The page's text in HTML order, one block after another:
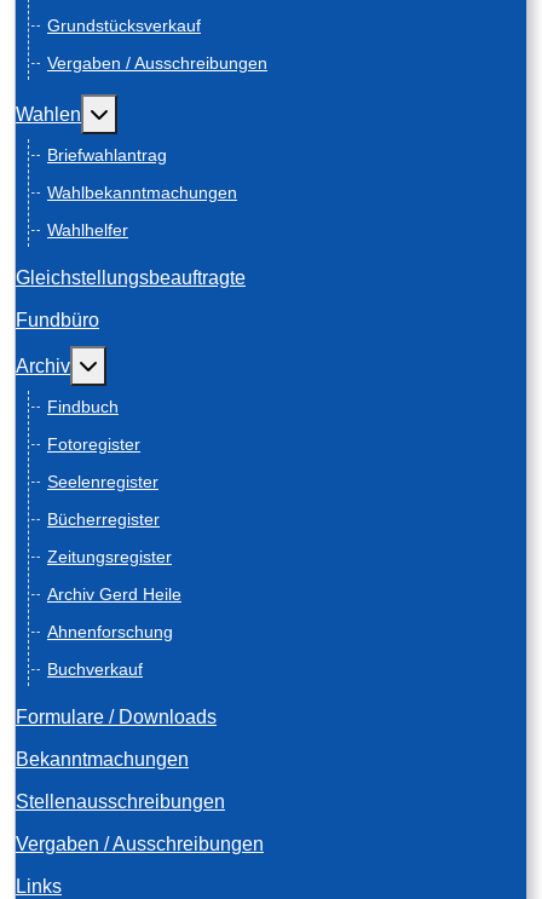
Grundstücksverkauf
Vergaben / Ausschreibungen
Wahlen Weitere Informationen: Wahlen
Briefwahlantrag
Wahlbekanntmachungen
Wahlhelfer
Gleichstellungsbeauftragte
Fundbüro
Archiv Weitere Informationen: Archiv
Findbuch
Fotoregister
Seelenregister
Bücherregister
Zeitungsregister
Archiv Gerd Heile
Ahnenforschung
Buchverkauf
Formulare / Downloads
Bekanntmachungen
Stellenausschreibungen
Vergaben / Ausschreibungen
Links